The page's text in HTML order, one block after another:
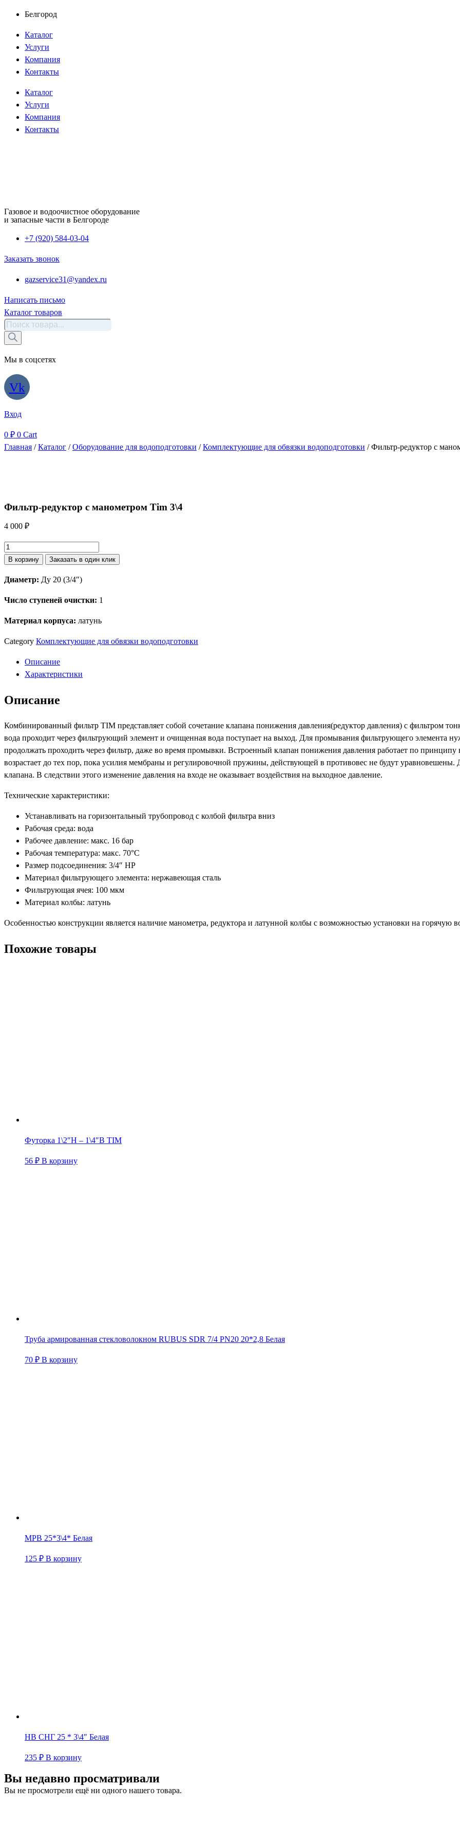
Перейти
содержимому
Белгород
Каталог
Услуги
Компания
Контакты
Каталог
Услуги
Компания
Контакты
Газовое и водоочистное оборудование
и запасные части в Белгороде
+7 (920) 584-03-04
Заказать звонок
gazservice31@yandex.ru
Написать письмо
Каталог товаров
Поиск
товаров
Мы в соцсетях
Vk
Вход
0 ₽ 0 Cart
Главная /Каталог /Оборудование для водоподготовки /Комплектующие для обвязки водоподготовки / Фильтр-редуктор с
Фильтр-редуктор с манометром Tim 3\4
4 000 ₽
Количество
товара
редуктор
с
Tim
В корзину Заказать в один клик
Диаметр: Ду 20 (3/4″)
Число ступеней очистки: 1
Материал корпуса: латунь
Category Комплектующие для обвязки водоподготовки
Описание
Характеристики
Описание
Комбинированный фильтр TIM представляет собой сочетание клапана понижения давления(редуктор давления) с фильтром
вода проходит через фильтрующий элемент и очищенная вода поступает на выход. Для промывания фильтрующего элемента
продолжать проходить через фильтр, даже во время промывки. Встроенный клапан понижения давления работает по
возрастает до тех пор, пока усилия мембраны и регулировочной пружины, действующей в противовес не будут уравновешены.
клапана. В следствии этого изменение давления на входе не оказывает воздействия на выходное давление.
Технические характеристики:
Устанавливать на горизонтальный трубопровод с колбой фильтра вниз
Рабочая среда: вода
Рабочее давление: макс. 16 бар
Рабочая температура: макс. 70°C
Размер подсоединения: 3/4″ НР
Материал фильтрующего элемента: нержавеющая сталь
Фильтрующая ячея: 100 мкм
Материал колбы: латунь
Особенностью конструкции является наличие манометра, редуктора и латунной колбы с возможностью установки на горячую
Похожие товары
Футорка 1\2″Н – 1\4″В TIM
56 ₽ В корзину
Труба армированная стекловолокном RUBUS SDR 7/4 PN20 20*2,8 Белая
70 ₽ В корзину
МРВ 25*3\4* Белая
125 ₽ В корзину
НВ СНГ 25 * 3\4″ Белая
235 ₽ В корзину
Вы недавно просматривали
Вы не просмотрели ещё ни одного нашего товара.